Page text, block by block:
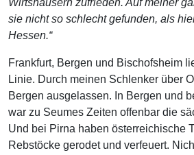
Wirtshäusern zufrieden. Auf meiner
sie nicht so schlecht gefunden, als
Hessen.“
Frankfurt, Bergen und Bischofsheim
Linie. Durch meinen Schlenker über
Bergen ausgelassen. In Bergen und
war zu Seumes Zeiten offenbar die
Und bei Pirna haben österreichische
Rebstöcke gerodet und verfeuert.